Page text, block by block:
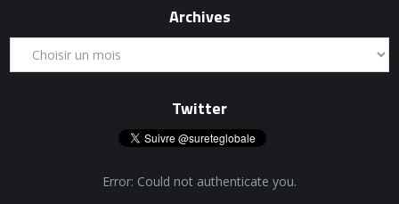
Archives
Twitter
Error: Could not authenticate you.